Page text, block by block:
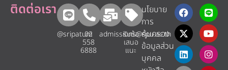
ติดต่อเรา
@sripatum
02
558
6888
admissions@spu.ac.th
รับข้อ
เสนอ
แนะ​
นโยบาย
การ
คุ้มครอง
ข้อมูลส่วน
บุคคล